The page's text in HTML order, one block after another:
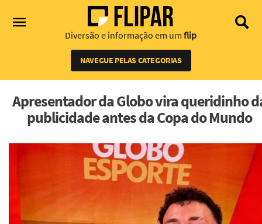
Diversão e informação em um flip
NAVEGUE PELAS CATEGORIAS
Apresentador da Globo vira queridinho
publicidade antes da Copa do Mundo